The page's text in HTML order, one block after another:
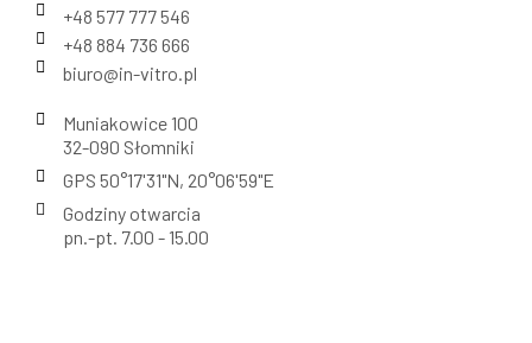
+48 577 777 546
+48 884 736 666
biuro@in-vitro.pl
Muniakowice 100
32-090 Słomniki
GPS 50°17'31"N, 20°06'59"E
Godziny otwarcia
pn.-pt. 7.00 - 15.00